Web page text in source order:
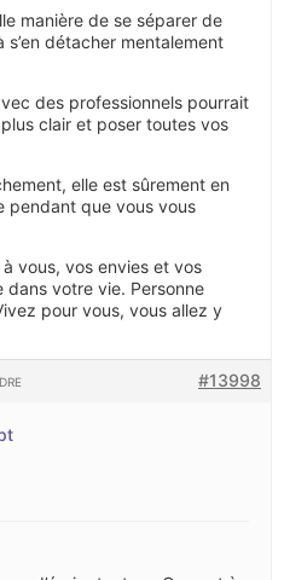
manière de se séparer de
s’en détacher mentalement
des professionnels pourrait
clair et poser toutes vos
elle est sûrement en
pendant que vous vous
vous, vos envies et vos
dans votre vie. Personne
pour vous, vous allez y
#13998